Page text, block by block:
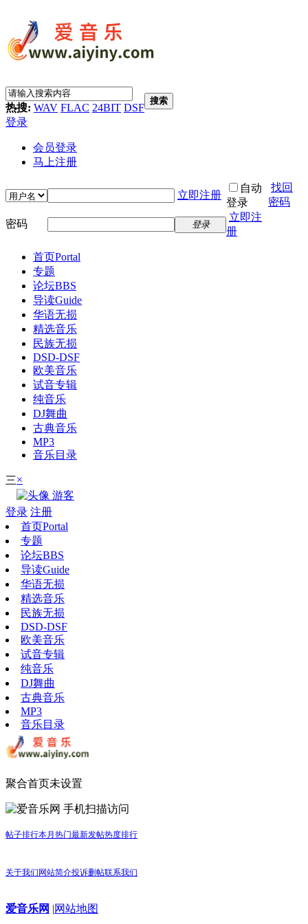
热搜: WAV FLAC 24BIT DSF
搜索
登录
会员登录
马上注册
立即注册
自动
登录
找回
密码
密码
登录
立即注
册
首页Portal
专题
论坛BBS
导读Guide
华语无损
精选音乐
民族无损
DSD-DSF
欧美音乐
试音专辑
纯音乐
DJ舞曲
古典音乐
MP3
音乐目录
三×
游客
登录 注册
首页Portal
专题
论坛BBS
导读Guide
华语无损
精选音乐
民族无损
DSD-DSF
欧美音乐
试音专辑
纯音乐
DJ舞曲
古典音乐
MP3
音乐目录
聚合首页未设置
手机扫描访问
帖子排行本月热门最新发帖热度排行
关于我们网站简介投诉删帖联系我们
爱音乐网 |网站地图